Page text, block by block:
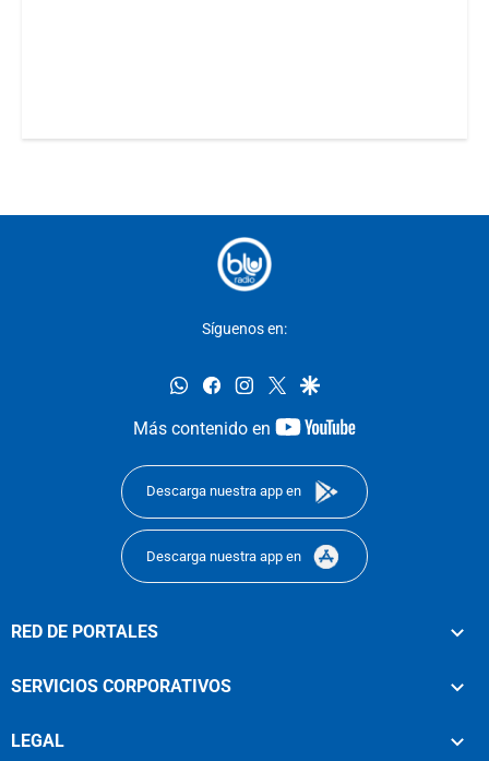
Síguenos en:
whatsappfacebookinstagram
twittergoogle
Más contenido en
youtube-
Descarga nuestra app en
Descarga nuestra app en
RED DE PORTALES
SERVICIOS CORPORATIVOS
LEGAL